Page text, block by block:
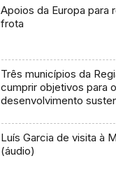
Apoios da Europa para
frota
Três municípios da
cumprir objetivos para o
desenvolvimento
Luís Garcia de visita à
(áudio)